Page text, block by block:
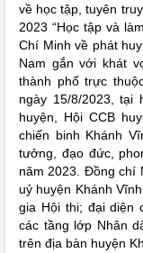
về học tập, tuyên
2023 “Học tập và
Chí Minh về phát
Nam gắn với khát
thành phố trực
ngày 15/8/2023, tại
huyện, Hội CCB
chiến binh Khánh
tưởng, đạo đức,
năm 2023. Đồng chí
uỷ huyện Khánh
gia Hội thi; đại diện
các tầng lớp Nhân
trên địa bàn huyện